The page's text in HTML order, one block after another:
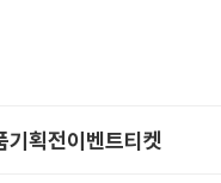
기획전이벤트티켓